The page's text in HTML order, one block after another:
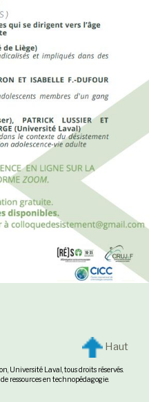
Haut
Université Laval , tous droits réservés.
ressources en technopédagogie